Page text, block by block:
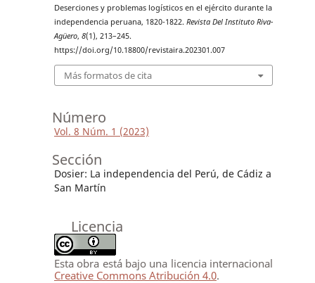
Deserciones y problemas logísticos en el ejército durante la
independencia peruana, 1820-1822. Revista Del Instituto Riva-
Agüero, 8(1), 213–245.
https://doi.org/10.18800/revistaira.202301.007
Más formatos de cita
Número
Vol. 8 Núm. 1 (2023)
Sección
Dosier: La independencia del Perú, de Cádiz a
San Martín
Licencia
Esta obra está bajo una licencia internacional
Creative Commons Atribución 4.0.